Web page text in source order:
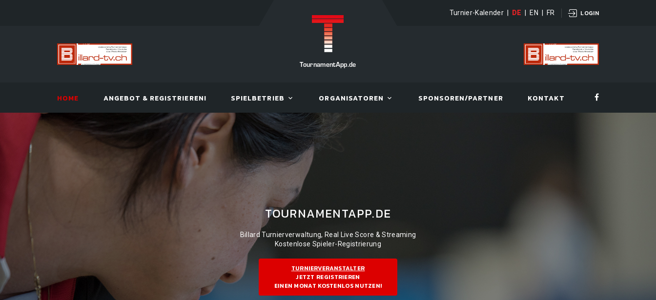
Turnier-Kalender DE EN FR LOGIN
TournamentApp.de
HOME ANGEBOT & REGISTRIEREN! SPIELBETRIEB ORGANISATOREN SPONSOREN/PARTNER KONTAKT
TOURNAMENTAPP.DE
Billard Turnierverwaltung, Real Live Score & Streaming
Kostenlose Spieler-Registrierung
TURNIERVERANSTALTER
JETZT REGISTRIEREN
EINEN MONAT KOSTENLOS NUTZEN!